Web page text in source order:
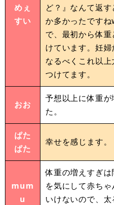
めぇ
すい
ど？』なんて返
か多かったです
で、最初から体
けています。妊婦
なるべくこれ以
つけてます。
おお
予想以上に体重
た。
ぱた
ぱた
幸せを感じます。
mum
u
体重の増えすぎ
を気にして赤ち
いけないので、